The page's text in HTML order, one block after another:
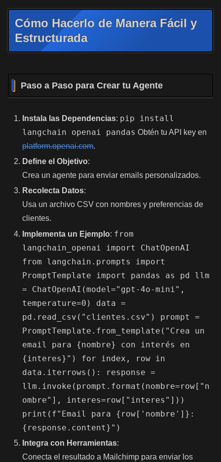
Cómo Hacerlo de Manera Fácil y
Estructurada
Paso a Paso para Crear tu Agente
Instala las Dependencias: pip install
langchain openai pandas Obtén tu API key en
platform.openai.com.
Define el Objetivo:
Crea un agente para enviar emails personalizados.
Recolecta Datos:
Usa un archivo CSV con nombres y preferencias de
clientes.
Implementa un Ejemplo: from
langchain_openai import ChatOpenAI
from langchain.prompts import
PromptTemplate import pandas as pd llm
= ChatOpenAI(model="gpt-4o-mini",
temperature=0) data =
pd.read_csv("clientes.csv") prompt =
PromptTemplate.from_template("Crea un
email para {nombre} con interés en
{interes}") for index, row in
data.iterrows(): response =
llm.invoke(prompt.format(nombre=row["n
ombre"], interes=row["interes"]))
print(f"Email para {row['nombre']}:
{response.content}")
Integra con Herramientas:
Conecta el resultado a Mailchimp para enviar los